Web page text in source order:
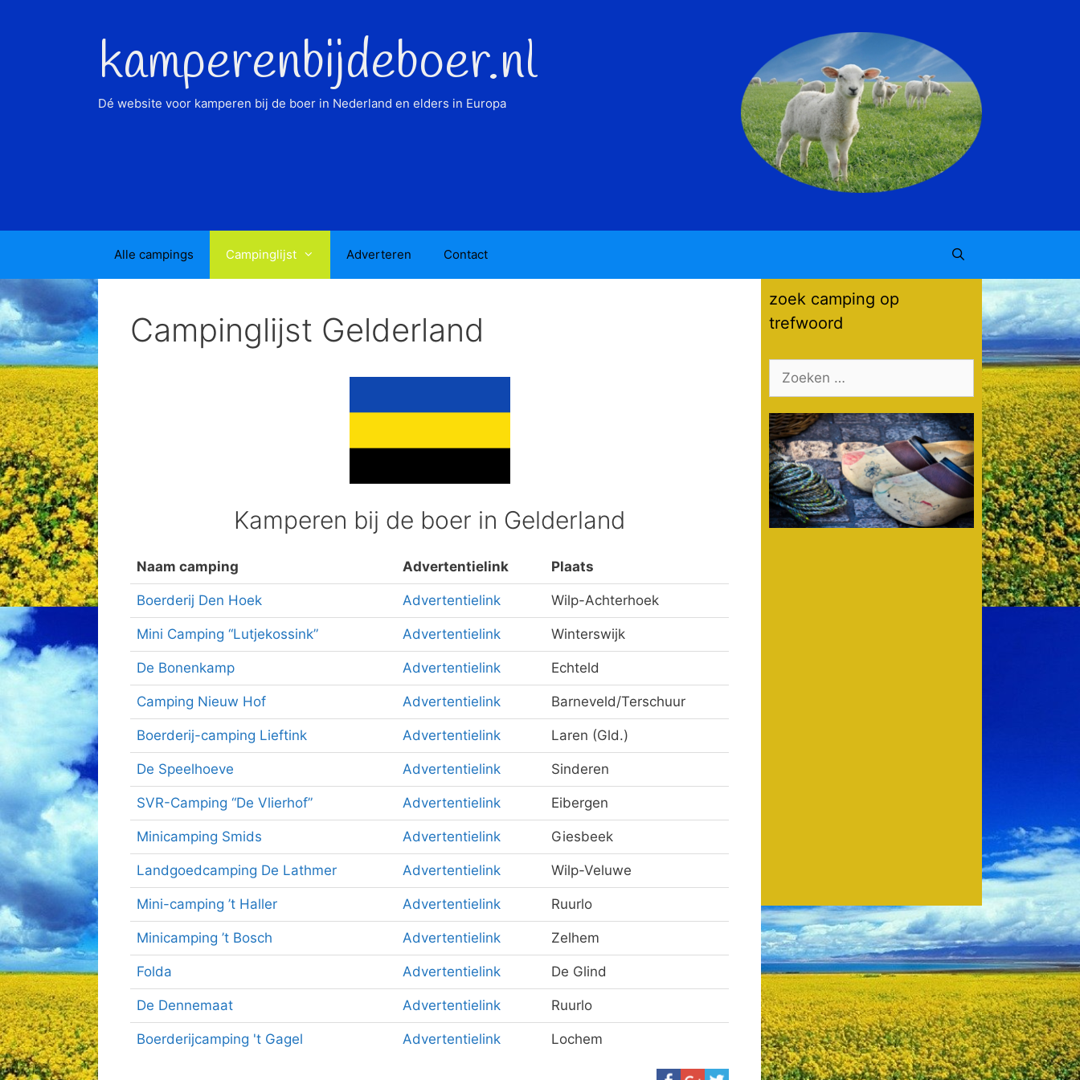
kamperenbijdeboer.nl
Dé website voor kamperen bij de boer in Nederland en elders in Europa
Alle campings Campinglijst Adverteren Contact
Campinglijst Gelderland
Kamperen bij de boer in Gelderland
Naam camping Advertentielink Plaats
Boerderij Den Hoek Advertentielink Wilp-Achterhoek
Mini Camping “Lutjekossink” Advertentielink Winterswijk
De Bonenkamp Advertentielink Echteld
Camping Nieuw Hof Advertentielink Barneveld/Terschuur
Boerderij-camping Lieftink Advertentielink Laren (Gld.)
De Speelhoeve Advertentielink Sinderen
SVR-Camping “De Vlierhof” Advertentielink Eibergen
Minicamping Smids Advertentielink Giesbeek
Landgoedcamping De Lathmer Advertentielink Wilp-Veluwe
Mini-camping ’t Haller Advertentielink Ruurlo
Minicamping ’t Bosch Advertentielink Zelhem
Folda Advertentielink De Glind
De Dennemaat Advertentielink Ruurlo
Boerderijcamping 't Gagel Advertentielink Lochem
zoek camping op
trefwoord
Zoek